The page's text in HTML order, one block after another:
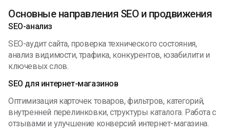
Основные направления SEO и продвижения
SEO-анализ
SEO-аудит сайта, проверка технического состояния,
анализ видимости, трафика, конкурентов, юзабилити и
ключевых слов.
SEO для интернет-магазинов
Оптимизация карточек товаров, фильтров, категорий,
внутренней перелинковки, структуры каталога. Работа с
отзывами и улучшение конверсий интернет-магазина.